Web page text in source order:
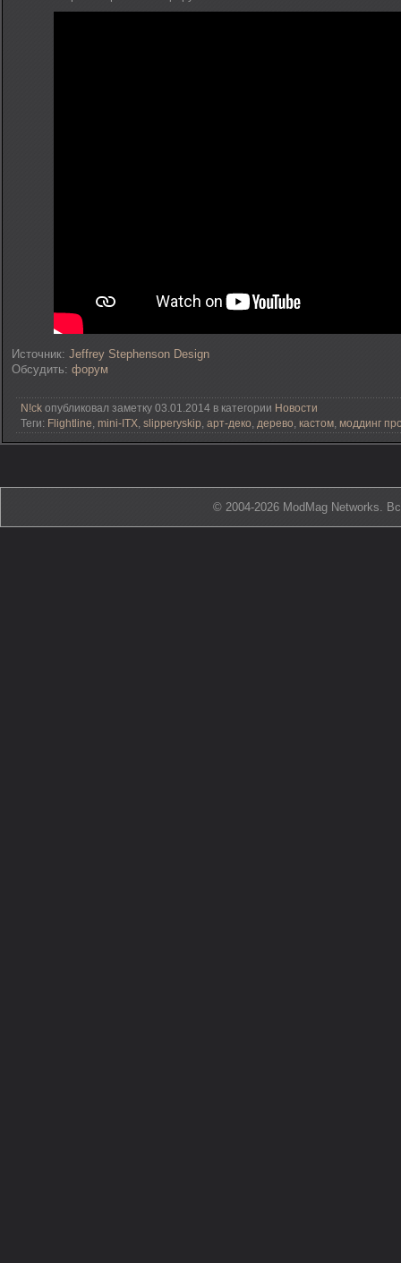
Источник: Jeffrey Stephenson Design
Обсудить: форум
N!ck опубликовал заметку 03.01.2014 в категории Новости
Теги: Flightline, mini-ITX, slipperyskip, арт-деко, дерево, кастом, моддинг
© 2004-2026 ModMag Networks.